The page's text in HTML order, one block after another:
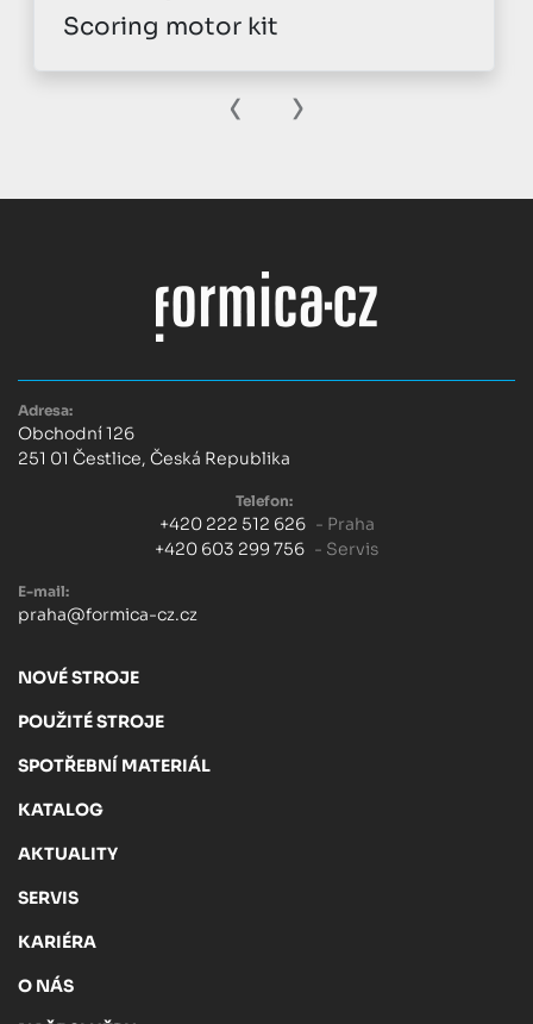
Scoring motor kit
‹ ›
Adresa:
Obchodní 126
251 01 Čestlice, Česká Republika
Telefon:
+420 222 512 626 - Praha
+420 603 299 756 - Servis
E-mail:
praha@formica-cz.cz
NOVÉ STROJE
POUŽITÉ STROJE
SPOTŘEBNÍ MATERIÁL
KATALOG
AKTUALITY
SERVIS
KARIÉRA
O NÁS